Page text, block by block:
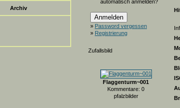
Archiv
automatisch anmelden?
» Password vergessen
» Registrierung
Zufallsbild
Flaggenturm~001
Kommentare: 0
pfalzbilder